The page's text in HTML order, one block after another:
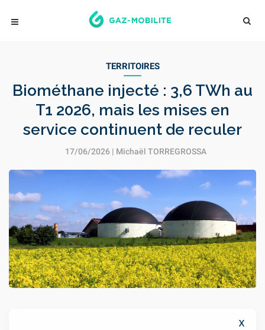
TERRITOIRES
Biométhane injecté : 3,6 TWh au
T1 2026, mais les mises en
service continuent de reculer
17/06/2026 | Michaël TORREGROSSA
x